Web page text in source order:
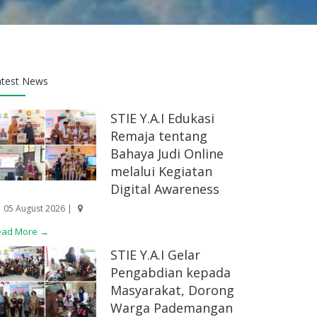
News
STIE Y.A.I Edukasi
Remaja tentang
Bahaya Judi Online
melalui Kegiatan
Digital Awareness
05 August 2026 |
More →
STIE Y.A.I Gelar
Pengabdian kepada
Masyarakat, Dorong
Warga Pademangan